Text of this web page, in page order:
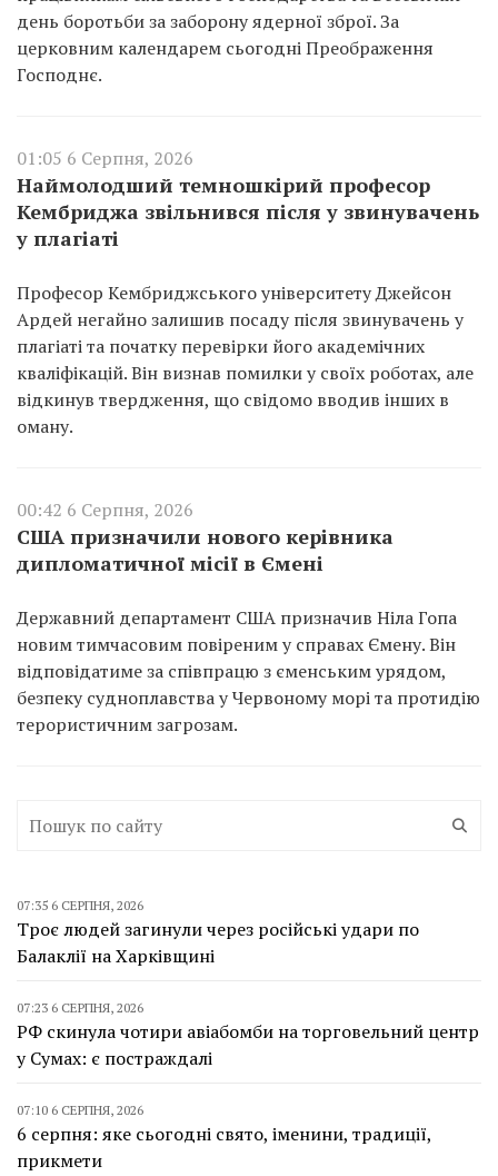
день боротьби за заборону ядерної зброї. За
церковним календарем сьогодні Преображення
Господнє.
01:05 6 Серпня, 2026
Наймолодший темношкірий професор
Кембриджа звільнився після у звинувачень
у плагіаті
Професор Кембриджського університету Джейсон
Ардей негайно залишив посаду після звинувачень у
плагіаті та початку перевірки його академічних
кваліфікацій. Він визнав помилки у своїх роботах, але
відкинув твердження, що свідомо вводив інших в
оману.
00:42 6 Серпня, 2026
США призначили нового керівника
дипломатичної місії в Ємені
Державний департамент США призначив Ніла Гопа
новим тимчасовим повіреним у справах Ємену. Він
відповідатиме за співпрацю з єменським урядом,
безпеку судноплавства у Червоному морі та протидію
терористичним загрозам.
07:35 6 СЕРПНЯ, 2026
Троє людей загинули через російські удари по
Балаклії на Харківщині
07:23 6 СЕРПНЯ, 2026
РФ скинула чотири авіабомби на торговельний центр
у Сумах: є постраждалі
07:10 6 СЕРПНЯ, 2026
6 серпня: яке сьогодні свято, іменини, традиції,
прикмети